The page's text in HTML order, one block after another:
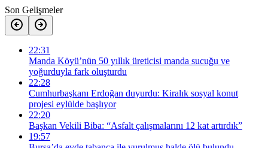
Son Gelişmeler
22:31
Manda Köyü’nün 50 yıllık üreticisi manda sucuğu ve
yoğurduyla fark oluşturdu
22:28
Cumhurbaşkanı Erdoğan duyurdu: Kiralık sosyal konut
projesi eylülde başlıyor
22:20
Başkan Vekili Biba: “Asfalt çalışmalarını 12 kat artırdık”
19:57